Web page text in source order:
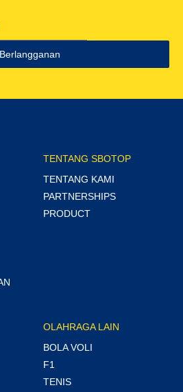
Berlangganan
TENTANG SBOTOP
TENTANG KAMI
PARTNERSHIPS
PRODUCT
OLAHRAGA LAIN
BOLA VOLI
F1
TENIS